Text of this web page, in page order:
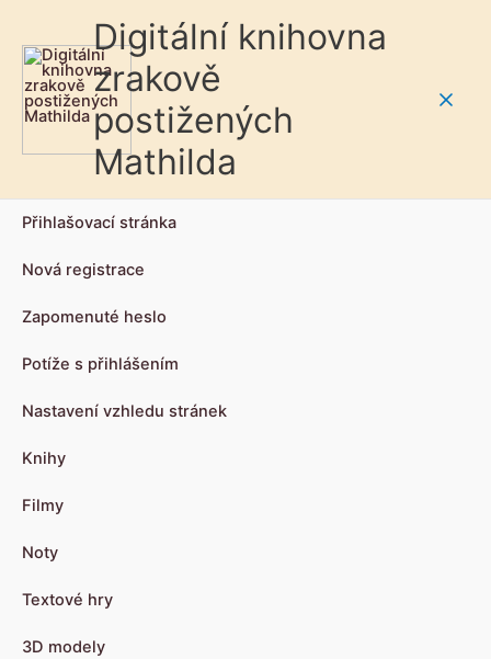
Digitální knihovna
zrakově
postižených
Mathilda
Přihlašovací stránka
Nová registrace
Zapomenuté heslo
Potíže s přihlášením
Nastavení vzhledu stránek
Knihy
Filmy
Noty
Textové hry
3D modely